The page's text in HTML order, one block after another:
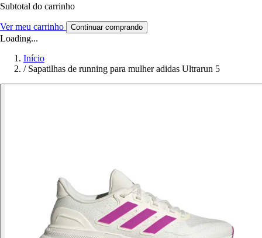
Subtotal do carrinho
Ver meu carrinho Continuar comprando
Loading...
Início
/ Sapatilhas de running para mulher adidas Ultrarun 5